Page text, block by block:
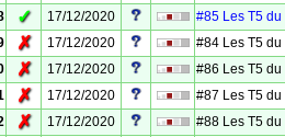
✓ 17/12/2020
#85 Les T5
✗ 17/12/2020
#84 Les T5
✗ 17/12/2020
#86 Les T5
✗ 17/12/2020
#87 Les T5
✗ 17/12/2020
#88 Les T5